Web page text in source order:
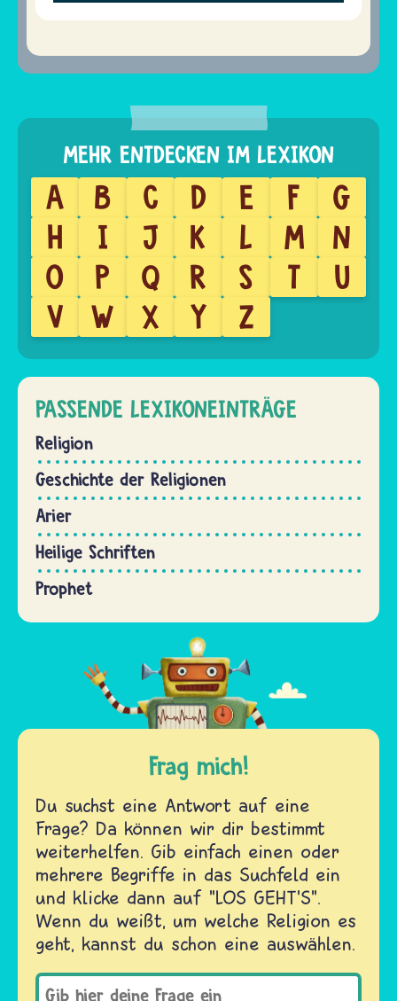
A B C D E F
G
H
I J K L M
N
O
P Q R S T
U
V
W X Y Z
PASSENDE LEXIKONEINTRÄGE
Religion
Geschichte der Religionen
Arier
Heilige Schriften
Prophet
Frag mich!
Du suchst eine Antwort auf eine
Frage? Da können wir dir bestimmt
weiterhelfen. Gib einfach einen oder
mehrere Begriffe in das Suchfeld ein
und klicke dann auf "LOS GEHT'S".
Wenn du weißt, um welche Religion es
geht, kannst du schon eine auswählen.